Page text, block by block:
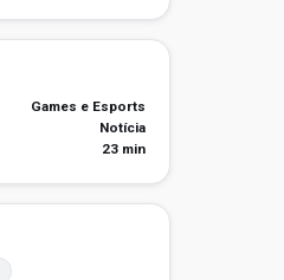
Games e Esports
Notícia
23 min